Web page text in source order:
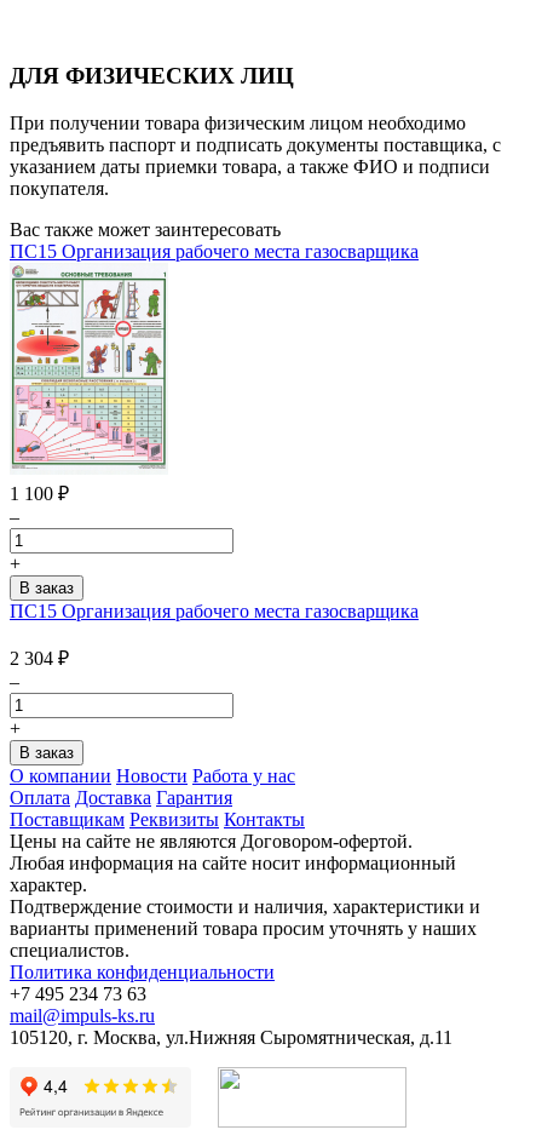
ДЛЯ ФИЗИЧЕСКИХ ЛИЦ
При получении товара физическим лицом необходимо
предъявить паспорт и подписать документы поставщика, с
указанием даты приемки товара, а также ФИО и подписи
покупателя.
Вас также может заинтересовать
ПС15 Организация рабочего места газосварщика
1 100 ₽
–
+
ПС15 Организация рабочего места газосварщика
2 304 ₽
–
+
О компании Новости Работа у нас
Оплата Доставка Гарантия
Поставщикам Реквизиты Контакты
Цены на сайте не являются Договором-офертой.
Любая информация на сайте носит информационный
характер.
Подтверждение стоимости и наличия, характеристики и
варианты применений товара просим уточнять у наших
специалистов.
Политика конфиденциальности
+7 495 234 73 63
mail@impuls-ks.ru
105120, г. Москва, ул.Нижняя Сыромятническая, д.11